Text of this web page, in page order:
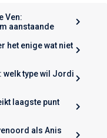
Ven:
aanstaande
het enige wat niet
welk type wil Jordi
laagste punt
als Anis